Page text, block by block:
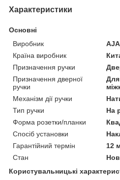
Характеристики
Основні
Виробник
Країна виробник
Призначення ручки
Призначення дверної
ручки
Механізм дії ручки
Тип ручки
На
Форма розетки/планки
Спосіб установки
Гарантійний термін
12
Стан
Користувальницькі